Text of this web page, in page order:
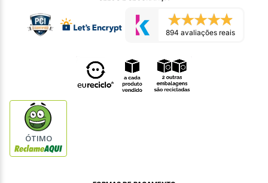
894 avaliações reais
ÓTIMO